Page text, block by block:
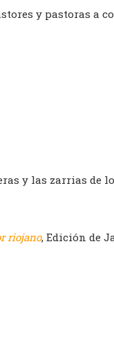
y pastoras a
y las zarrias de
riojano, Edición de